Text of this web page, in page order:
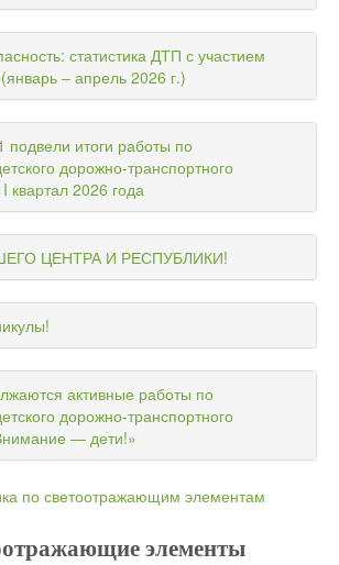
статистика ДТП с участием
– апрель 2026 г.)
итоги работы по
дорожно-транспортного
квартал 2026 года
ЦЕНТРА И РЕСПУБЛИКИ!
активные работы по
дорожно-транспортного
— дети!»
по светоотражающим элементам
элементы